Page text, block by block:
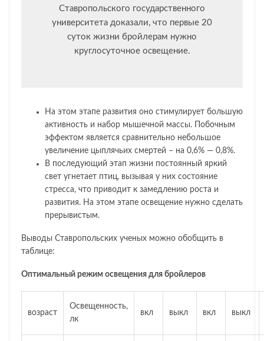
Ставропольского государственного
университета доказали, что первые 20
суток жизни бройлерам нужно
круглосуточное освещение.
На этом этапе развития оно стимулирует большую
активность и набор мышечной массы. Побочным
эффектом является сравнительно небольшое
увеличение цыплячьих смертей – на 0,6% — 0,8%.
В последующий этап жизни постоянный яркий
свет угнетает птиц, вызывая у них состояние
стресса, что приводит к замедлению роста и
развития. На этом этапе освещение нужно сделать
прерывистым.
Выводы Ставропольских ученых можно обобщить в
таблице:
Оптимальный режим освещения для бройлеров
возраст
Освещенность,
лк
вкл выкл вкл выкл